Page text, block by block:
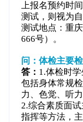
上报名预约时
测试，则视为自
测试地点：重
666号）。
问：体检主要
答： 1.体检时
包括身体常规
力、色觉、听
2.综合素质面
指挥等方法，